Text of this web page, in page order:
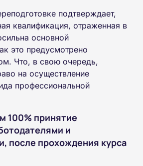
подтверждает,
квалификация, отраженная в
основной
это предусмотрено
Что, в свою очередь,
на осуществление
профессиональной
100% принятие
и
после прохождения курса